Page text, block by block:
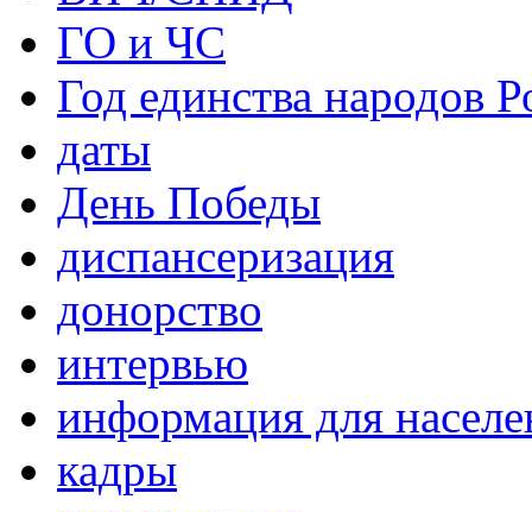
ГО и ЧС
Год единства народов
даты
День Победы
диспансеризация
донорство
интервью
информация для
кадры